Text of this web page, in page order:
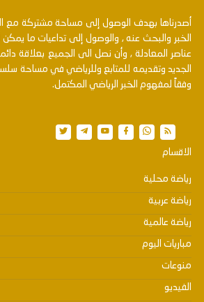
أصدرناها بهدف الوصول إلى مساحة مشتركة مع
الخبر والبحث عنه , والوصول إلى تداعيات ما
عناصر المعادلة , وأن نصل الى الجميع بعلاقة
الجديد وتقديمه للمتابع وللرياضي في مساحة
وفقاً لمفهوم الخبر الرياضي المكتمل.
الاقسام
رياضة محلية
رياضة عربية
رياضة عالمية
مباريات اليوم
منوعات
الفيديو